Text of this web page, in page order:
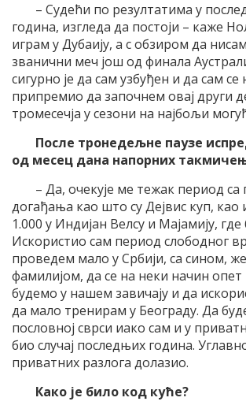
– Судећи по резултатима у
година, изгледа да постоји – каже
играм у Дубаију, а с обзиром да
званични меч још од финала
сигурно је да сам узбуђен и да сам
припремио да започнем овај други
тромесечја у сезони на најбољи
После тронедељне паузе
од месец дана напорних
– Да, очекује ме тежак период са
догађања као што су Дејвис куп, као
1.000 у Индијан Велсу и Мајамију,
Искористио сам период слободног
проведем мало у Србији, са сином,
фамилијом, да се на неки начин
будемо у нашем завичају и да
да мало тренирам у Београду. Да
пословној сврси иако сам и у
био случај последњих година.
приватних разлога долазио.
Како је било код куће?